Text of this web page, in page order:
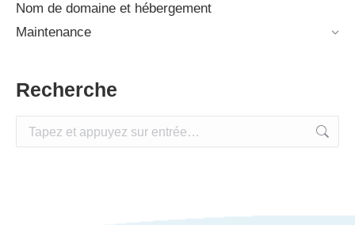
Nom de domaine et hébergement
Maintenance
Recherche
Recherche